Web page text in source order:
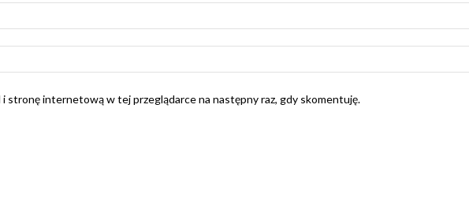
i stronę internetową w tej przeglądarce na następny raz, gdy skomentuję.